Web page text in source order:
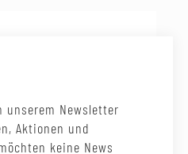
Newsletter
Aktionen und
keine News